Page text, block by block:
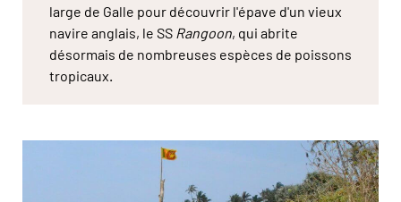
large de Galle pour découvrir l'épave d'un vieux
navire anglais, le SS Rangoon, qui abrite
désormais de nombreuses espèces de poissons
tropicaux.